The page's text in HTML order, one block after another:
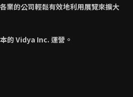
業的公司輕鬆有效地利用展覽來擴大
的 Vidya Inc. 運營。